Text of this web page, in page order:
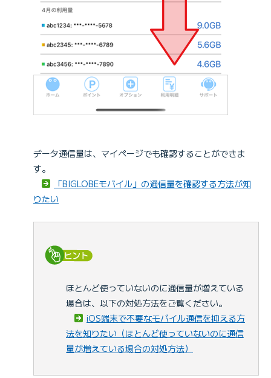
データ通信量は、マイページでも確認することができま
す。
「BIGLOBEモバイル」の通信量を確認する方法が知
りたい
ほとんど使っていないのに通信量が増えている
場合は、以下の対処方法をご覧ください。
iOS端末で不要なモバイル通信を抑える方
法を知りたい（ほとんど使っていないのに通信
量が増えている場合の対処方法）